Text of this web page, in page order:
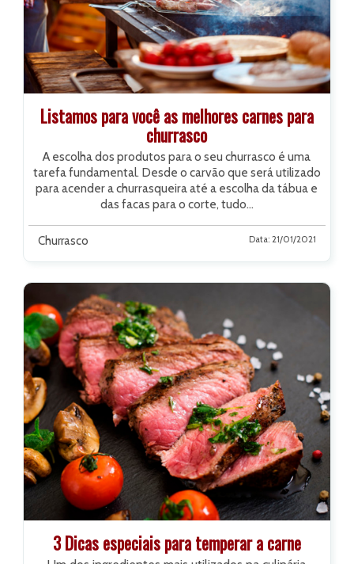
Listamos para você as melhores carnes para
churrasco
A escolha dos produtos para o seu churrasco é uma
tarefa fundamental. Desde o carvão que será utilizado
para acender a churrasqueira até a escolha da tábua e
das facas para o corte, tudo...
Churrasco Data: 21/01/2021
3 Dicas especiais para temperar a carne